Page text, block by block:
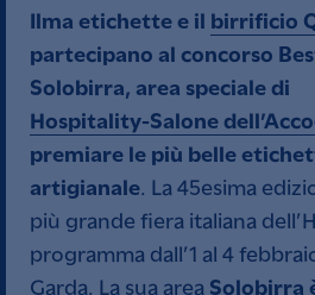
Ilma etichette e il birrificio
partecipano al concorso
Solobirra, area speciale di
Hospitality-Salone
premiare le più belle
artigianale. La 45esima
più grande fiera italiana
programma dall’1 al 4
Garda. La sua area Solobirra